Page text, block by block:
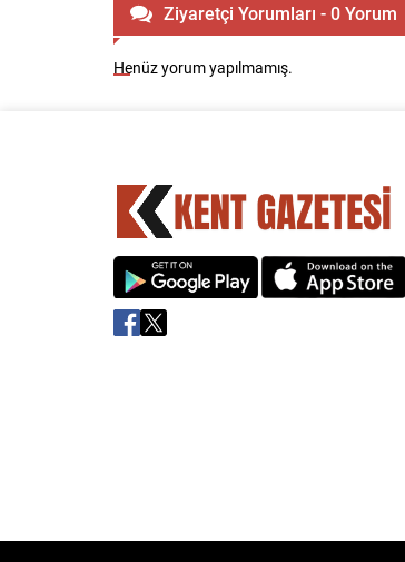
Ziyaretçi Yorumları - 0 Yorum
Henüz yorum yapılmamış.